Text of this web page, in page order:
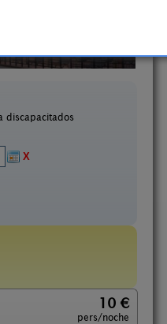
discapacitados
X
10 €
pers/noche